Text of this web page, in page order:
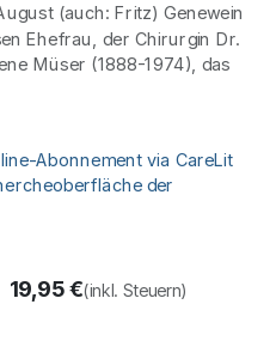
(auch: Fritz) Genewein
Ehefrau, der Chirurgin Dr.
Müser (1888-1974), das
Abonnement via CareLit
der
19,95€(inkl. Steuern)